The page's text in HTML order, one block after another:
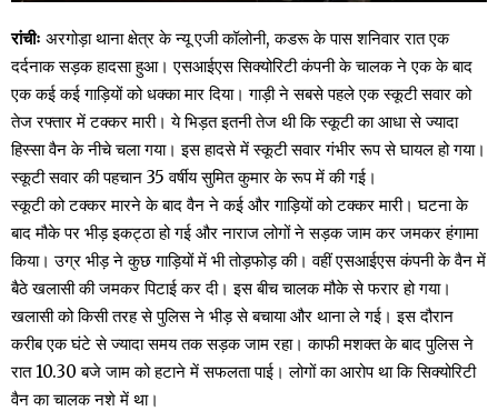
रांचीः अरगोड़ा थाना क्षेत्र के न्यू एजी कॉलोनी, कडरू के पास शनिवार रात एक
दर्दनाक सड़क हादसा हुआ। एसआईएस सिक्योरिटी कंपनी के चालक ने एक के बाद
एक कई कई गाड़ियों को धक्का मार दिया। गाड़ी ने सबसे पहले एक स्कूटी सवार को
तेज रफ्तार में टक्कर मारी। ये भिड़त इतनी तेज थी कि स्कूटी का आधा से ज्यादा
हिस्सा वैन के नीचे चला गया। इस हादसे में स्कूटी सवार गंभीर रूप से घायल हो गया।
स्कूटी सवार की पहचान 35 वर्षीय सुमित कुमार के रूप में की गई।
स्कूटी को टक्कर मारने के बाद वैन ने कई और गाड़ियों को टक्कर मारी। घटना के
बाद मौके पर भीड़ इकट्ठा हो गई और नाराज लोगों ने सड़क जाम कर जमकर हंगामा
किया। उग्र भीड़ ने कुछ गाड़ियों में भी तोड़फोड़ की। वहीं एसआईएस कंपनी के वैन में
बैठे खलासी की जमकर पिटाई कर दी। इस बीच चालक मौके से फरार हो गया।
खलासी को किसी तरह से पुलिस ने भीड़ से बचाया और थाना ले गई। इस दौरान
करीब एक घंटे से ज्यादा समय तक सड़क जाम रहा। काफी मशक्त के बाद पुलिस ने
रात 10.30 बजे जाम को हटाने में सफलता पाई। लोगों का आरोप था कि सिक्योरिटी
वैन का चालक नशे में था।